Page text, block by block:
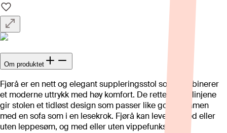
Om produktet
Fjørå er en nett og elegant suppleringsstol som kombinerer
et moderne uttrykk med høy komfort. De rette, myke linjene
gir stolen et tidløst design som passer like godt sammen
med en sofa som i en lesekrok. Fjørå kan leveres med eller
uten leppesøm, og med eller uten vippefunksjon.